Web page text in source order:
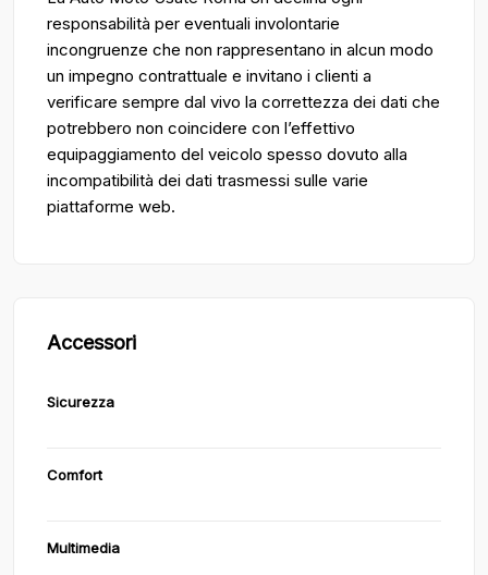
responsabilità per eventuali involontarie
incongruenze che non rappresentano in alcun modo
un impegno contrattuale e invitano i clienti a
verificare sempre dal vivo la correttezza dei dati che
potrebbero non coincidere con l’effettivo
equipaggiamento del veicolo spesso dovuto alla
incompatibilità dei dati trasmessi sulle varie
piattaforme web.
Accessori
Sicurezza
Comfort
Multimedia